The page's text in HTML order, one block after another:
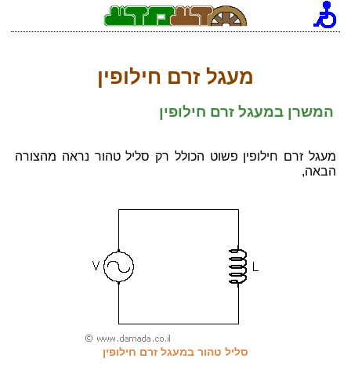
מעגל זרם חילופין
המשרן במעגל זרם חילופין
מעגל זרם חילופין פשוט הכולל רק סליל טהור נראה מהצורה
הבאה,
סליל טהור במעגל זרם חילופין